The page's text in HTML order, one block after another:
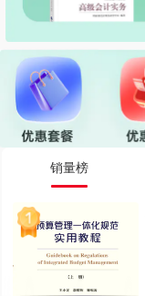
销量榜